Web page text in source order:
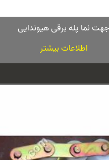
جهت نما پله برقی هیوندایی
اطلاعات بیشتر